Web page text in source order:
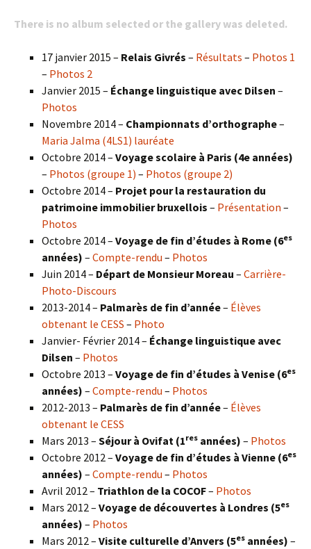
There is no album selected or the gallery was deleted.
17 janvier 2015 – Relais Givrés – Résultats – Photos 1
– Photos 2
Janvier 2015 – Échange linguistique avec Dilsen –
Photos
Novembre 2014 – Championnats d’orthographe–
Maria Jalma (4LS1) lauréate
Octobre 2014 – Voyage scolaire à Paris (4e années)
– Photos (groupe 1) – Photos (groupe 2)
Octobre 2014 – Projet pour la restauration du
patrimoine immobilier bruxellois – Présentation –
Photos
Octobre 2014 – Voyage de fin d’études à Rome (6es
années) – Compte-rendu – Photos
Juin 2014 – Départ de Monsieur Moreau – Carrière-
Photo-Discours
2013-2014 – Palmarès de fin d’année– Élèves
obtenant le CESS – Photo
Janvier- Février 2014 – Échange linguistique avec
Dilsen – Photos
Octobre 2013 – Voyage de fin d’études à Venise (6es
années) – Compte-rendu – Photos
2012-2013 – Palmarès de fin d’année– Élèves
obtenant le CESS
Mars 2013 – Séjour à Ovifat (1res années) – Photos
Octobre 2012 – Voyage de fin d’études à Vienne (6es
années) – Compte-rendu – Photos
Avril 2012 – Triathlon de la COCOF– Photos
Mars 2012 – Voyage de découvertes à Londres (5es
années) – Photos
Mars 2012 – Visite culturelle d’Anvers (5es années) –